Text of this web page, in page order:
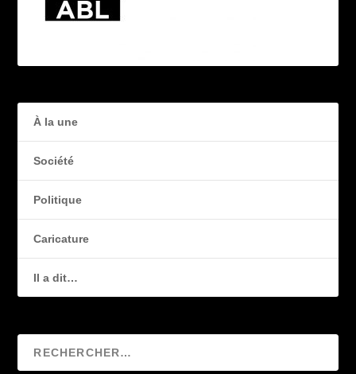
À la une
Société
Politique
Caricature
Il a dit…